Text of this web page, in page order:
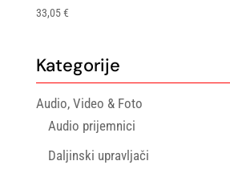
33,05€
Kategorije
Audio, Video & Foto
Audio prijemnici
Daljinski upravljači